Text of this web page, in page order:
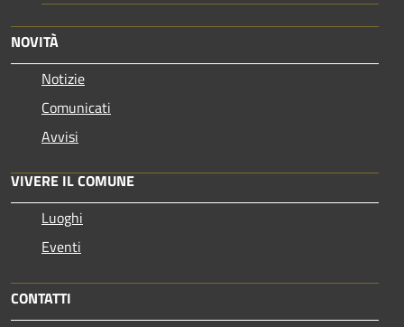
NOVITÀ
Notizie
Comunicati
Avvisi
VIVERE IL COMUNE
Luoghi
Eventi
CONTATTI